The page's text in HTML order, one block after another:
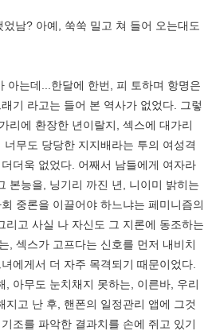
었남? 아예, 쑥쑥 밀고 쳐 들어 오는대도
아는데...한달에 한번, 피 토하며 항명은
기 라고는 들어 본 역사가 없었다. 그렇
리에 환장한 년이랄지, 섹스에 대가리
무도 당당한 지지배라는 투의 여성격
더욱 없었다. 어째서 남들에게 여자라
본능을, 닝기리 까진 년, 니이미 밝히는
중론을 이끌어야 하느냐는 페미니즘의
리고 사실 나 자신도 그 지론에 동조하는
, 섹스가 고프다는 신호를 먼저 내비치
에게서 더 자주 목격되기 때문이었다.
, 아무도 눈치채지 못하는, 이른바, 우리
지고 난 후, 핸폰의 일정관리 앱에 그것
조를 파악한 결과치를 손에 쥐고 있기